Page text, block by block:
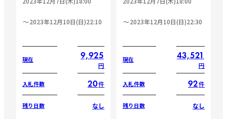
2023年12月10日(日)22:10
現在 9,925
円
入札件数 20件
残り日数 なし
2023年12月10日(日)22:30
現在 43,521
円
入札件数 92件
残り日数 なし